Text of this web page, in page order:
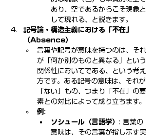
あり、空であるからこそ現象と
して現れる、と説きます。
記号論・構造主義における「不在」
（Absence）
言葉や記号が意味を持つのは、それ
が「何か別のものと異なる」という
関係性においてである、という考え
方です。ある記号の意味は、それが
「ない」もの、つまり「不在」の要
素との対比によって成り立ちます。
例:
ソシュール（言語学） : 言葉の
意味は、その言葉が指し示す実